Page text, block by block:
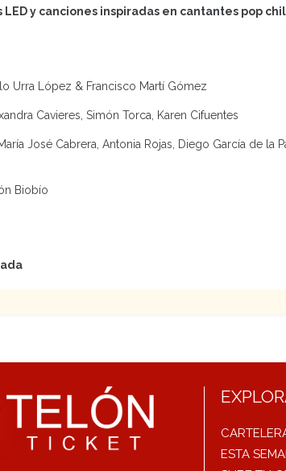
LED y canciones inspiradas en cantantes pop
Urra López & Francisco Martí Gómez
Cavieres, Simón Torca, Karen Cifuentes
José Cabrera, Antonia Rojas, Diego García de la
Biobío
ESTA